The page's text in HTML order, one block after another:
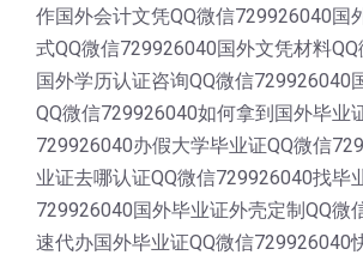
作国外会计文凭QQ微信729926040国
式QQ微信729926040国外文凭材料
国外学历认证咨询QQ微信729926040
QQ微信729926040如何拿到国外毕业
729926040办假大学毕业证QQ微信
业证去哪认证QQ微信729926040找毕
729926040国外毕业证外壳定制QQ微
速代办国外毕业证QQ微信729926040